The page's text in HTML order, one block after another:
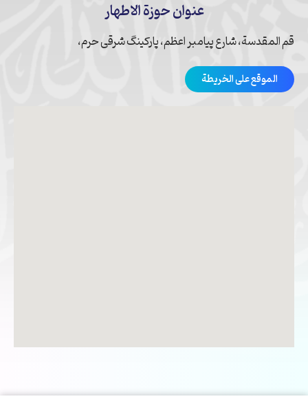
عنوان حوزة الاطهار
قم المقدسة، شارع پیامبر اعظم، پارکینگ شرقی حرم،
الموقع على الخريطة